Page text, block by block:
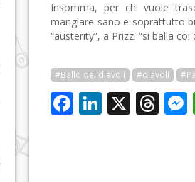
Insomma, per chi vuole
mangiare sano e soprattutto
“austerity”, a Prizzi “si balla coi
#Ballo dei diavoli #diavoli
Facebook
LinkedIn
X